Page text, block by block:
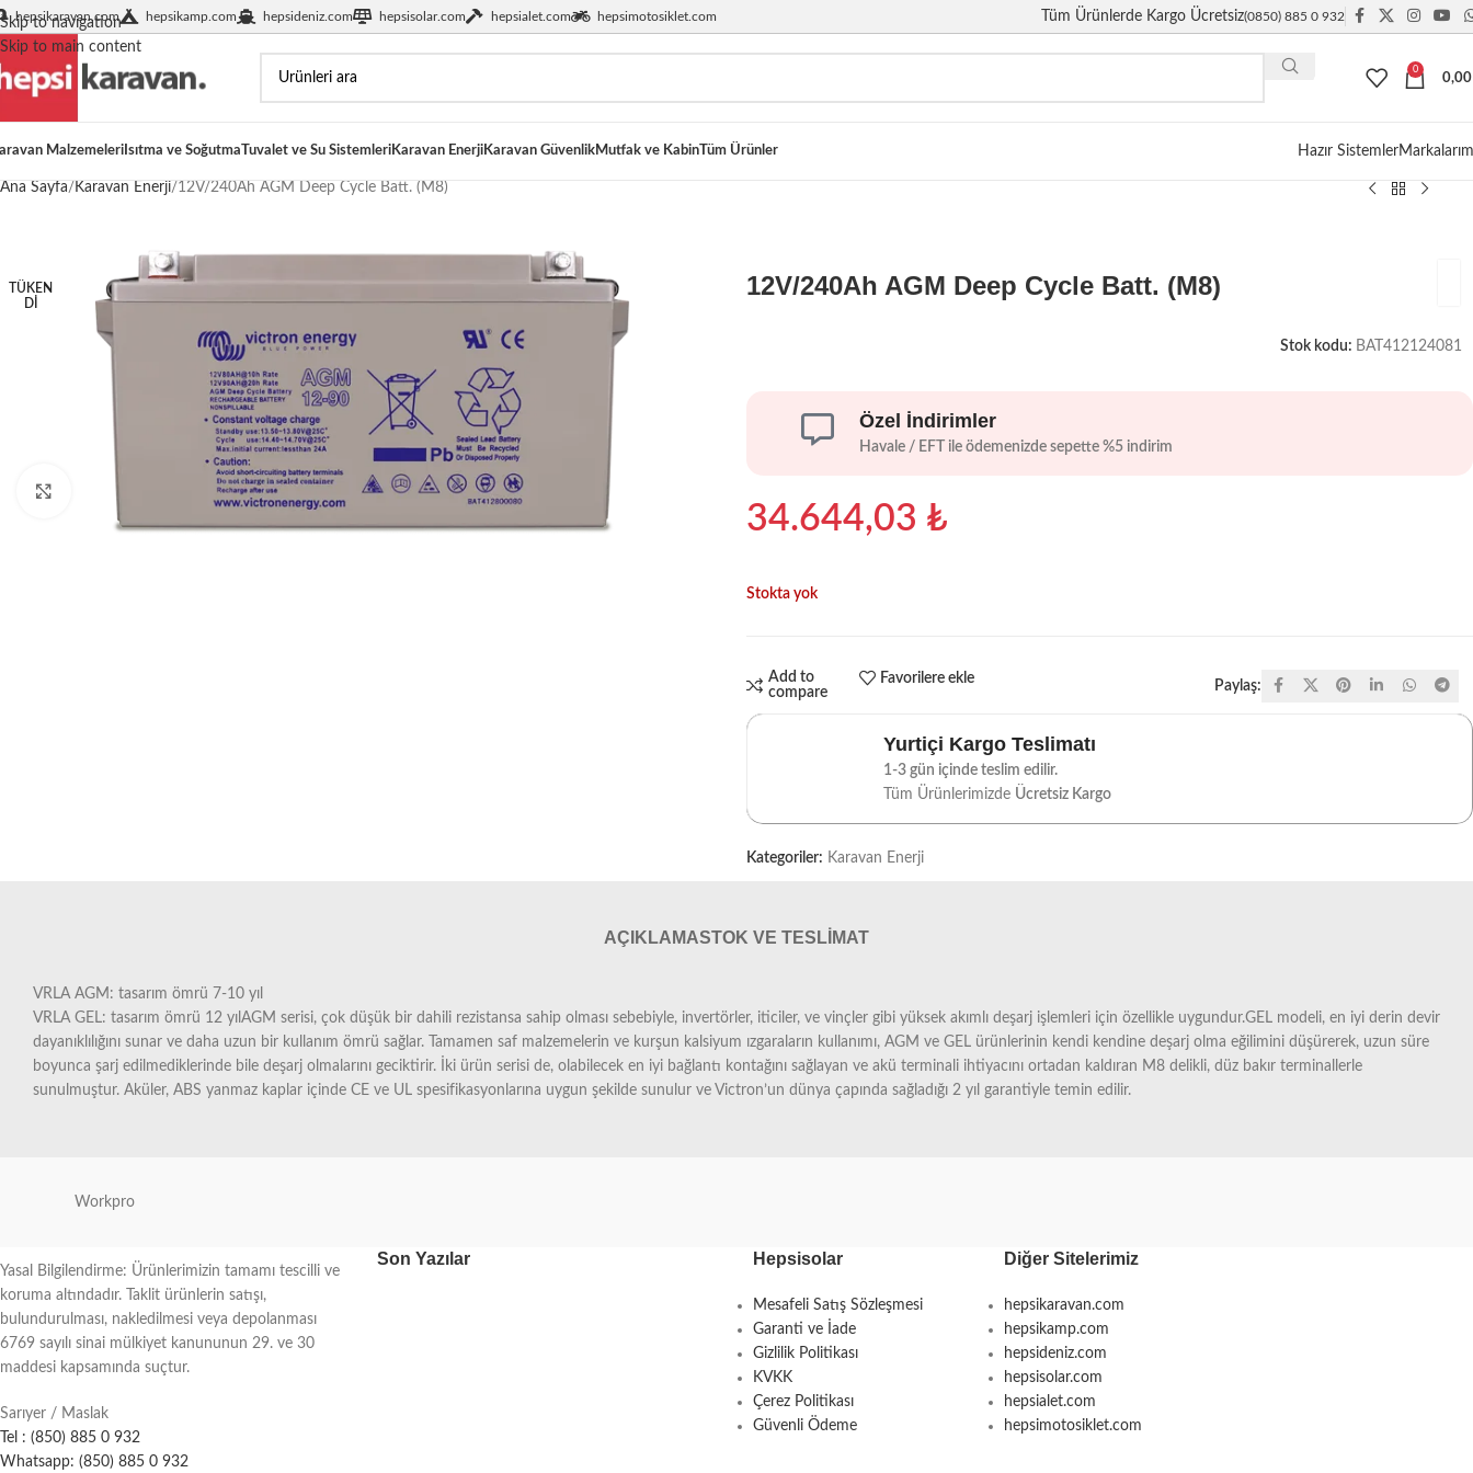
Skip to navigation
Skip to main content
hepsikaravan.com hepsikamp.com hepsideniz.com hepsisolar.com hepsialet.com hepsimotosiklet.com Tüm Ürünlerde Kargo Ücretsiz(0850) 885 0 932
0
Malzemeleri Isıtma ve SoğutmaTuvalet ve Su SistemleriKaravan EnerjiKaravan GüvenlikMutfak ve KabinTüm Ürünler Hazır Sistemler
Ana Sayfa Karavan Enerji 12V/240Ah AGM Deep Cycle Batt. (M8)
TÜKEN
DI
Büyütmek için tıklayın
12V/240Ah AGM Deep Cycle Batt. (M8)
Stok kodu: BAT412124081
Özel İndirimler
Havale / EFT ile ödemenizde sepette %5 indirim
34.644,03 ₺
Stokta yok
Add to
compare
Favorilere ekle
Paylaş:
Yurtiçi Kargo Teslimatı
1-3 gün içinde teslim edilir.
Tüm Ürünlerimizde Ücretsiz Kargo
Kategoriler: Karavan Enerji
AÇIKLAMASTOK VE TESLIMAT
VRLA AGM: tasarım ömrü 7-10 yıl
VRLA GEL: tasarım ömrü 12 yılAGM serisi, çok düşük bir dahili rezistansa sahip olması sebebiyle, invertörler, iticiler, ve vinçler gibi yüksek akımlı deşarj işlemleri için özellikle uygundur.GEL modeli, en iyi derin devir
dayanıklılığını sunar ve daha uzun bir kullanım ömrü sağlar. Tamamen saf malzemelerin ve kurşun kalsiyum ızgaraların kullanımı, AGM ve GEL ürünlerinin kendi kendine deşarj olma eğilimini düşürerek, uzun süre
boyunca şarj edilmediklerinde bile deşarj olmalarını geciktirir. İki ürün serisi de, olabilecek en iyi bağlantı kontağını sağlayan ve akü terminali ihtiyacını ortadan kaldıran M8 delikli, düz bakır terminallerle
sunulmuştur. Aküler, ABS yanmaz kaplar içinde CE ve UL spesifikasyonlarına uygun şekilde sunulur ve Victron’un dünya çapında sağladığı 2 yıl garantiyle temin edilir.
Workpro
Yasal Bilgilendirme: Ürünlerimizin tamamı tescilli ve
koruma altındadır. Taklit ürünlerin satışı,
bulundurulması, nakledilmesi veya depolanması
6769 sayılı sinai mülkiyet kanununun 29. ve 30
maddesi kapsamında suçtur.
Sarıyer / Maslak
Tel : (850) 885 0 932
Whatsapp: (850) 885 0 932
Son Yazılar Hepsisolar
Mesafeli Satış Sözleşmesi
Garanti ve İade
Gizlilik Politikası
KVKK
Çerez Politikası
Güvenli Ödeme
Diğer Sitelerimiz
hepsikaravan.com
hepsikamp.com
hepsideniz.com
hepsisolar.com
hepsialet.com
hepsimotosiklet.com